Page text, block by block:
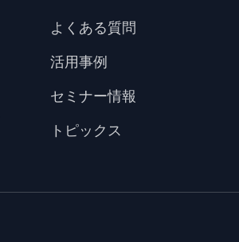
よくある質問
活用事例
セミナー情報
トピックス